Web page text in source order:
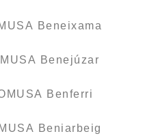
Beneixama
Benejúzar
Benferri
Beniarbeig